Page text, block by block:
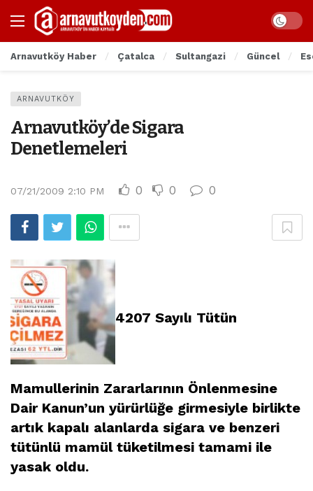
Arnavutköy Haber Çatalca Sultangazi Güncel
ARNAVUTKÖY
Arnavutköy’de Sigara
Denetlemeleri
07/21/2009 2:10 PM 0 0 0
4207 Sayılı Tütün
Mamullerinin Zararlarının Önlenmesine
Dair Kanun’un yürürlüğe girmesiyle birlikte
artık kapalı alanlarda sigara ve benzeri
tütünlü mamül tüketilmesi tamami ile
yasak oldu.